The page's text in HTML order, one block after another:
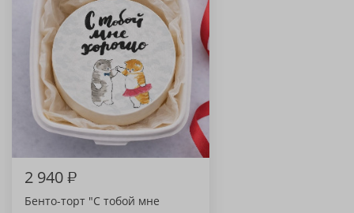
2 940₽
Бенто-торт "С тобой мне